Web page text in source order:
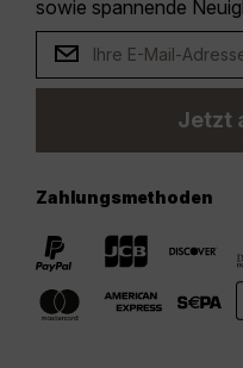
sowie spannende
Jetzt
Zahlungsmethoden